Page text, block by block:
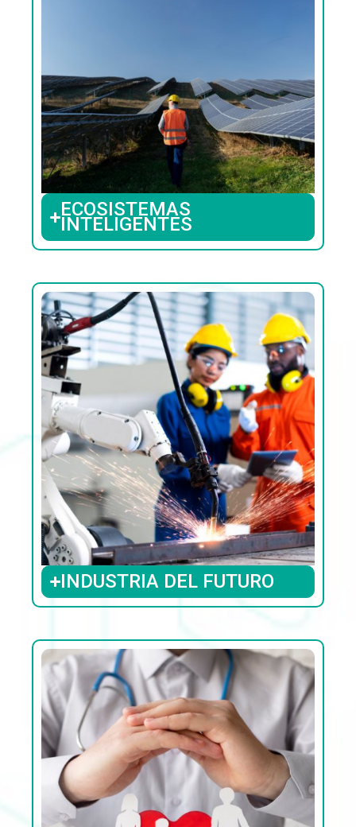
ECOSISTEMAS
INTELIGENTES
INDUSTRIA DEL FUTURO